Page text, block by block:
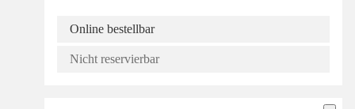
Online bestellbar
Nicht reservierbar